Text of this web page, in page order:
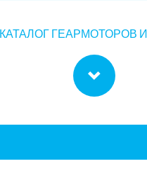
КАТАЛОГ ГЕАРМОТОРОВ